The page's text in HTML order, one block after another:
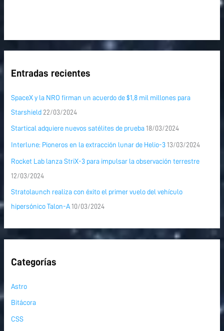
Entradas recientes
SpaceX y la NRO firman un acuerdo de $1,8 mil millones para
Starshield 22/03/2024
Startical adquiere nuevos satélites de prueba 18/03/2024
Interlune: Pioneros en la extracción lunar de Helio-3 13/03/2024
Rocket Lab lanza StriX-3 para impulsar la observación terrestre
12/03/2024
Stratolaunch realiza con éxito el primer vuelo del vehículo
hipersónico Talon-A 10/03/2024
Categorías
Astro
Bitácora
CSS